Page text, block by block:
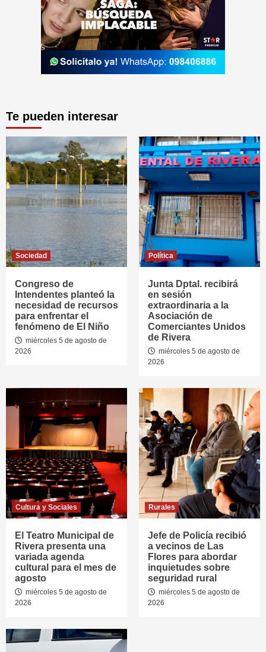
Te pueden interesar
Sociedad
Congreso de
Intendentes planteó la
necesidad de recursos
para enfrentar el
fenómeno de El Niño
miércoles 5 de agosto de
2026
Política
Junta Dptal. recibirá
en sesión
extraordinaria a la
Asociación de
Comerciantes Unidos
de Rivera
miércoles 5 de agosto de
2026
Cultura y Sociales
El Teatro Municipal de
Rivera presenta una
variada agenda
cultural para el mes de
agosto
miércoles 5 de agosto de
2026
Rurales
Jefe de Policía recibió
a vecinos de Las
Flores para abordar
inquietudes sobre
seguridad rural
miércoles 5 de agosto de
2026